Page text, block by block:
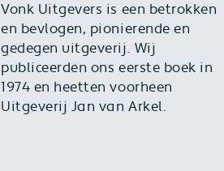
Vonk Uitgevers is een betrokken
en bevlogen, pionierende en
gedegen uitgeverij. Wij
publiceerden ons eerste boek in
1974 en heetten voorheen
Uitgeverij Jan van Arkel.